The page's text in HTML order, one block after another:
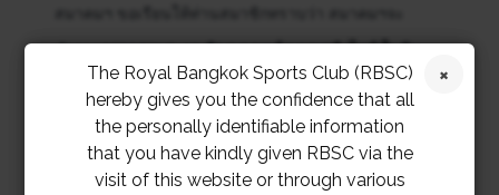
ทำการตรวจสอบระบบสัญญาณแจ้งเหตุเพลิงไหม้ ในวัน
อังคารที่ 30 พฤษภาคม 2566 เวลา 14.00 น. – 15.00 น.
ซึ่งจะมีเสียงสัญญาณแจ้งเหตุเพลิงไหม้ดังขึ้นนานประมาณ
30 วินาที ในแต่ละชั้นของอาคาร RSC
The Royal Bangkok Sports Club (RBSC)
hereby gives you the confidence that all
the personally identifiable information
that you have kindly given RBSC via the
visit of this website or through various